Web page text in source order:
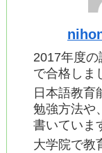
2017年度
で合格しま
日本語教育
勉強方法や
書いていま
大学院で教